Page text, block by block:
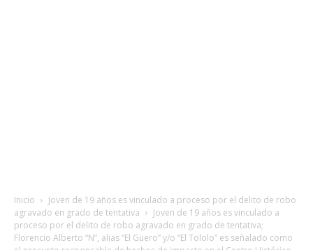
Inicio
Joven de 19 años es vinculado a proceso por el delito de robo
agravado en grado de tentativa
Joven de 19 años es vinculado a
proceso por el delito de robo agravado en grado de tentativa;
Florencio Alberto “N”, alias “El Güero” y/o “El Tololo” es señalado como